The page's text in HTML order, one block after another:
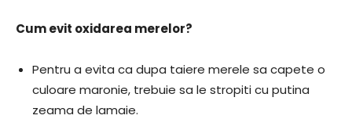
Cum evit oxidarea merelor?
Pentru a evita ca dupa taiere merele sa capete o
culoare maronie, trebuie sa le stropiti cu putina
zeama de lamaie.